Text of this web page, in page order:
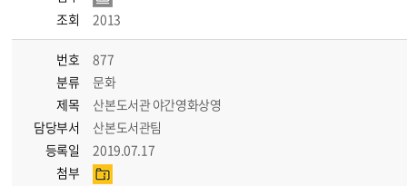
조회
2013
번호
877
분류
문화
제목
산본도서관 야간영화상영
담당부서
산본도서관팀
등록일
2019.07.17
첨부